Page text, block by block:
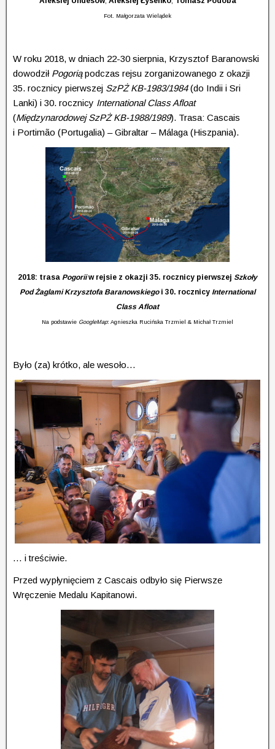
Fot. Małgorzata Wielądek
W roku 2018, w dniach 22-30 sierpnia, Krzysztof Baranowski
dowodził Pogoriąpodczas rejsu zorgani­zo­wa­nego z okazji
35. rocznicy pierwszej SzPŻ KB-1983/1984(do Indii i Sri
Lanki) i 30. rocznicy Inter­na­tional Class Afloat
(Międzynarodowej SzPŻ KB-1988/1989). Trasa: Cascais
i Portimão (Portugalia) – Gibraltar – Málaga (Hiszpania).
2018: trasa Pogoriiw rejsie z okazji 35. rocznicy pierwszej Szkoły
Pod Żaglami Krzysztofa Baranowskiego i 30. rocznicy International
Class Afloat
Na podstawie GoogleMap: Agnieszka Rucińska Trzmiel & Michał Trzmiel
Było (za) krótko, ale wesoło…
… i treściwie.
Przed wypłynięciem z Cascais odbyło się Pierwsze
Wręczenie Medalu Kapitanowi.